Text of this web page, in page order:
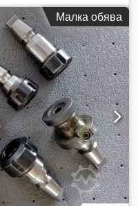
Вал: Ø 14 x 30 мм
6 броя мотори -
мм - Тегло: 4,6 кг/бр.
Малка обява